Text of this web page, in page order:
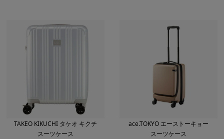
TAKEO KIKUCHI タケオ キクチ
スーツケース
ace.TOKYO エーストーキョー
スーツケース